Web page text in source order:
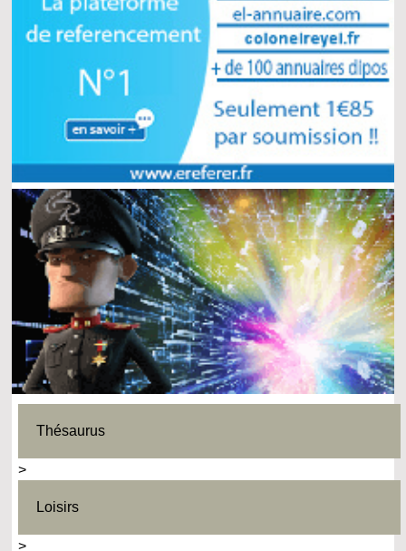
Thésaurus
>
Loisirs
>